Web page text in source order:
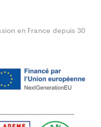
en France depuis 30